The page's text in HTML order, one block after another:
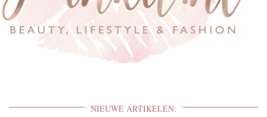
NIEUWE ARTIKELEN: